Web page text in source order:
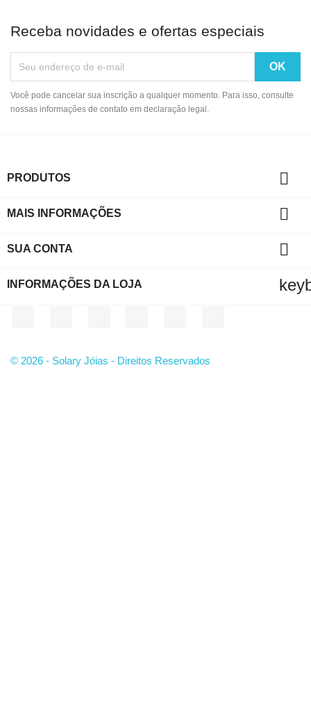
Receba novidades e ofertas especiais
Você pode cancelar sua inscrição a qualquer momento. Para isso, consulte
nossas informações de contato em declaração legal.
PRODUTOS 
MAIS INFORMAÇÕES 
SUA CONTA 
INFORMAÇÕES DA LOJA
© 2026 - Solary Jóias - Direitos Reservados